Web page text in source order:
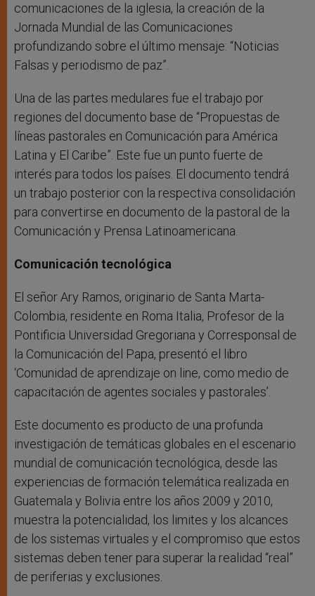
comunicaciones de la iglesia, la creación de la
Jornada Mundial de las Comunicaciones
profundizando sobre el último mensaje: “Noticias
Falsas y periodismo de paz”.
Una de las partes medulares fue el trabajo por
regiones del documento base de “Propuestas de
líneas pastorales en Comunicación para América
Latina y El Caribe”. Este fue un punto fuerte de
interés para todos los países. El documento tendrá
un trabajo posterior con la respectiva consolidación
para convertirse en documento de la pastoral de la
Comunicación y Prensa Latinoamericana.
Comunicación tecnológica
El señor Ary Ramos, originario de Santa Marta-
Colombia, residente en Roma Italia, Profesor de la
Pontificia Universidad Gregoriana y Corresponsal de
la Comunicación del Papa, presentó el libro
‘Comunidad de aprendizaje on line, como medio de
capacitación de agentes sociales y pastorales’.
Este documento es producto de una profunda
investigación de temáticas globales en el escenario
mundial de comunicación tecnológica, desde las
experiencias de formación telemática realizada en
Guatemala y Bolivia entre los años 2009 y 2010,
muestra la potencialidad, los limites y los alcances
de los sistemas virtuales y el compromiso que estos
sistemas deben tener para superar la realidad “real”
de periferias y exclusiones.